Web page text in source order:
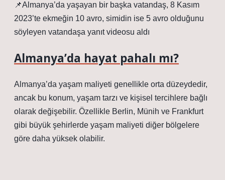
📌Almanya’da yaşayan bir başka vatandaş, 8 Kasım
2023’te ekmeğin 10 avro, simidin ise 5 avro olduğunu
söyleyen vatandaşa yanıt videosu aldı
Almanya’da hayat pahalı mı?
Almanya’da yaşam maliyeti genellikle orta düzeydedir,
ancak bu konum, yaşam tarzı ve kişisel tercihlere bağlı
olarak değişebilir. Özellikle Berlin, Münih ve Frankfurt
gibi büyük şehirlerde yaşam maliyeti diğer bölgelere
göre daha yüksek olabilir.